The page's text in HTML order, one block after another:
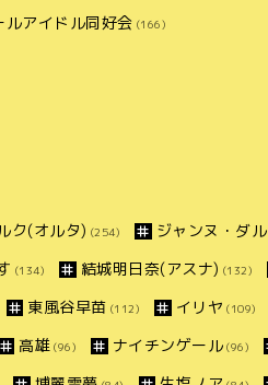
ルアイドル同好会 (166)
ク(オルタ) (254) ジャンヌ・ダ
(134) 結城明日奈(アスナ) (132)
東風谷早苗 (112) イリヤ (109)
高雄 (96) ナイチンゲール (96)